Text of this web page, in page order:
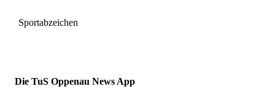
Sportabzeichen
Die TuS Oppenau News App